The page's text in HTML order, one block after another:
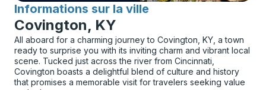
Informations sur la ville
pour
Covington, KY
All aboard for a charming journey to Covington, KY, a town
ready to surprise you with its inviting charm and vibrant local
scene. Tucked just across the river from Cincinnati,
Covington boasts a delightful blend of culture and history
that promises a memorable visit for travelers seeking value